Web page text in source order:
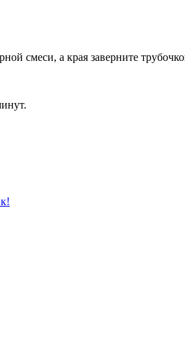
смеси, а края заверните